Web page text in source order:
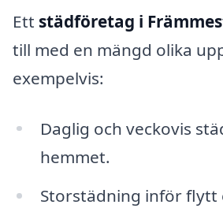
Ett städföretag i
till med en mängd olika
exempelvis:
Daglig och veckovis
hemmet.
Storstädning inför flytt